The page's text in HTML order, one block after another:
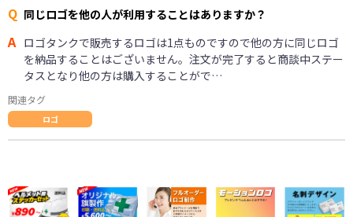
Q 同じロゴを他の人が利用することはありますか？
A ロゴタンクで販売するロゴは1点ものですので他の方に同じロゴ
を納品することはございません。注文が完了すると商談中ステー
タスとなり他の方は購入することがで…
関連タグ
ロゴ